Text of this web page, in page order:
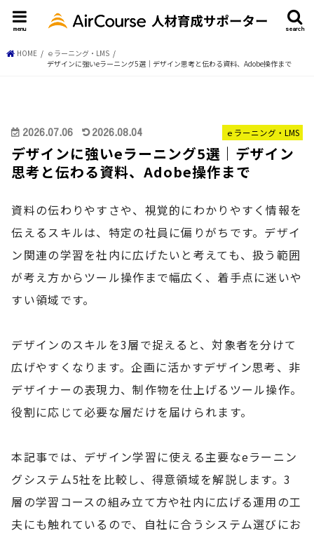
search
menu
HOME
ｅラーニング・LMS
デザインに強いeラーニング5選｜デザイン思考と伝わる資料、Adobe操作まで
ｅラーニング・LMS
2026.07.06 2026.08.04
デザインに強いeラーニング5選｜デザイン
思考と伝わる資料、Adobe操作まで
資料の伝わりやすさや、視覚的にわかりやすく情報を
伝えるスキルは、特定の社員に偏りがちです。デザイ
ン関連の学習を社内に広げたいと考えても、扱う範囲
が考え方からツール操作まで幅広く、着手点に迷いや
すい領域です。
デザインのスキルを3層で捉えると、対象者を分けて
広げやすくなります。企画に活かすデザイン思考、非
デザイナーの表現力、制作物を仕上げるツール操作。
役割に応じて必要な層だけを届けられます。
本記事では、デザイン学習に使える主要なeラーニン
グシステム5社を比較し、得意領域を解説します。3
層の学習コースの組み立て方や社内に広げる運用の工
夫にも触れているので、自社に合うシステム選びにお